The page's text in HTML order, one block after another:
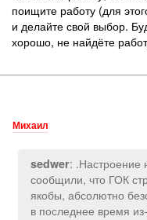
поищите работу (для
и делайте свой выбор.
хорошо, не найдёте
Михаил
sedwer: .Настроение
сообщили, что ГОК
якобы, абсолютно
в последнее время